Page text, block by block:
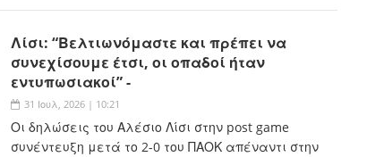
Λίσι: “Βελτιωνόμαστε και πρέπει να
συνεχίσουμε έτσι, οι οπαδοί ήταν
εντυπωσιακοί” -
31 Ιουλ, 2026 | 10:21
Οι δηλώσεις του Αλέσιο Λίσι στην post game
συνέντευξη μετά το 2-0 του ΠΑΟΚ απέναντι στην